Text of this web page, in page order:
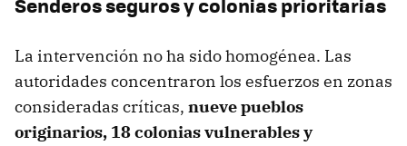
La intervención no ha sido homogénea. Las
autoridades concentraron los esfuerzos en zonas
consideradas críticas, nueve pueblos
originarios, 18 colonias vulnerables y